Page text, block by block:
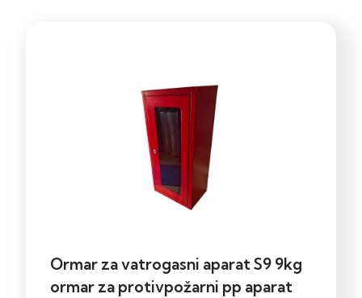
Ormar za vatrogasni aparat S9 9kg
ormar za protivpožarni pp aparat